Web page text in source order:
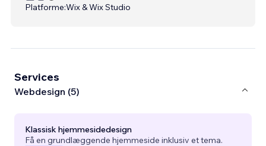
Platforme:Wix & Wix Studio
Services
Webdesign (5)
Klassisk hjemmesidedesign
Få en grundlæggende hjemmeside inklusiv et tema.